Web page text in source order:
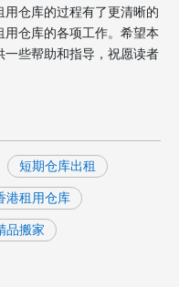
仓库的过程有了更清晰的
仓库的各项工作。希望本
些帮助和指导，祝愿读者
短期仓库出租
港租用仓库
品搬家